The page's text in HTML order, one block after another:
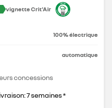
vignette Crit'Air
100% électrique
automatique
concessions
7 semaines *